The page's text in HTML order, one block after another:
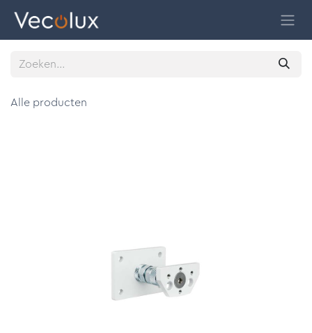
Alle producten